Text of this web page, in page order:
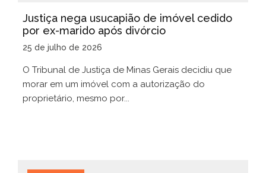
Justiça nega usucapião de imóvel cedido
por ex-marido após divórcio
25 de julho de 2026
O Tribunal de Justiça de Minas Gerais decidiu que
morar em um imóvel com a autorização do
proprietário, mesmo por...